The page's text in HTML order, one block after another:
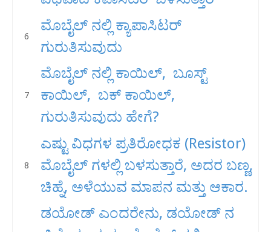
ಮೊಬೈಲ್ ನಲ್ಲಿ ಕ್ಯಾಪಾಸಿಟರ್
ಗುರುತಿಸುವುದು
ಮೊಬೈಲ್ ನಲ್ಲಿ ಕಾಯಿಲ್, ಬೂಸ್ಟ್
ಕಾಯಿಲ್, ಬಕ್ ಕಾಯಿಲ್,
ಗುರುತಿಸುವುದು ಹೇಗೆ?
ಎಷ್ಟು ವಿಧಗಳ ಪ್ರತಿರೋಧಕ (Resistor)
ಮೊಬೈಲ್ ಗಳಲ್ಲಿ ಬಳಸುತ್ತಾರೆ, ಅದರ ಬಣ್ಣ,
ಚಿಹ್ನೆ, ಅಳೆಯುವ ಮಾಪನ ಮತ್ತು ಆಕಾರ.
ಡಯೋಡ್ ಎಂದರೇನು, ಡಯೋಡ್ ನ